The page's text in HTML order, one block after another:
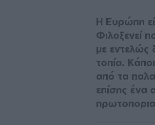
Η Ευρώπη
Φιλοξενεί
με εντελώς
τοπία.
από τα
επίσης ένα